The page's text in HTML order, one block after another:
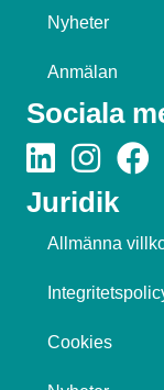
Nyheter
Anmälan
Sociala
Juridik
Allmänna
Cookies